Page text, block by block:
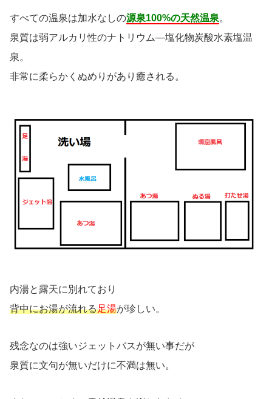
すべての温泉は加水なしの源泉100%の天然温泉。
泉質は弱アルカリ性のナトリウム―塩化物炭酸水素塩温
泉。
非常に柔らかくぬめりがあり癒される。
内湯と露天に別れており
背中にお湯が流れる足湯が珍しい。
残念なのは強いジェットバスが無い事だが
泉質に文句が無いだけに不満は無い。